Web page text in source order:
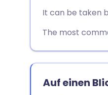
🇪🇸
It can be taken
The most
Auf einen